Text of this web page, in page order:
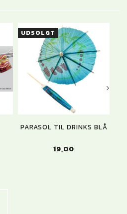
UDSOLGT
PARASOL TIL DRINKS BLÅ
19,00